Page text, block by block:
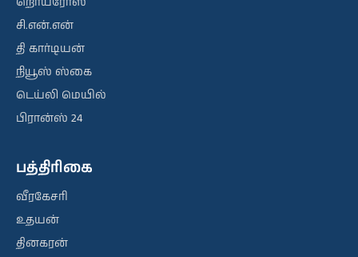
சி.என்.என்
தி கார்டியன்
நியூஸ் ஸ்கை
டெய்லி மெயில்
பிரான்ஸ் 24
பத்திரிகை
வீரகேசரி
உதயன்
தினகரன்